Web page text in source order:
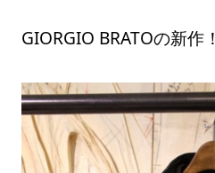
GIORGIO BRATOの新作！